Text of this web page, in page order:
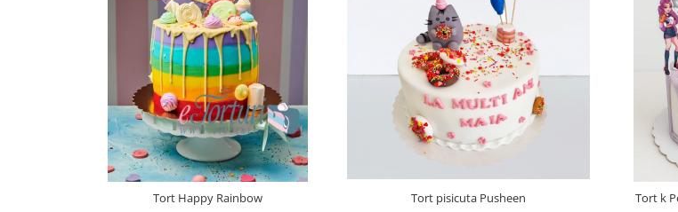
Tort Happy Rainbow Tort pisicuta Pusheen Tort k